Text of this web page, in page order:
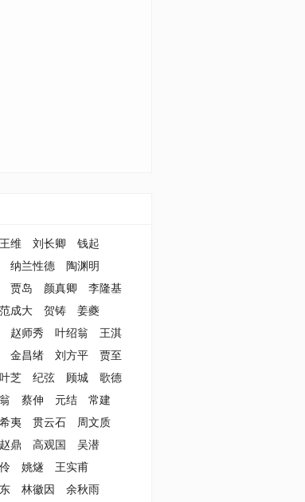
王维 刘长卿
钱起
纳兰性德
陶渊明
贾岛 颜真卿
李隆基
范成大 贺铸
姜夔
赵师秀 叶绍翁
王淇
金昌绪 刘方平
贾至
叶芝 纪弦 顾城
歌德
蔡伸 元结
常建
夷 贯云石
周文质
赵鼎 高观国
吴潜
姚燧
王实甫
林徽因 余秋雨